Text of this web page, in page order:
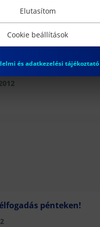
álláslehetőség
pénteken!
Elutasítom
Cookie beállítások
és adatkezelési tájékoztató